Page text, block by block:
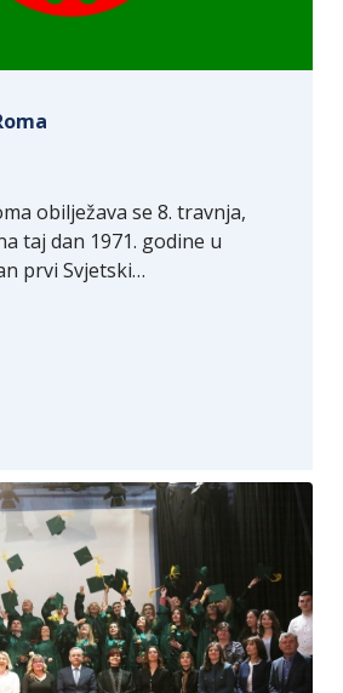
obilježava se 8. travnja,
taj dan 1971. godine u
prvi Svjetski…